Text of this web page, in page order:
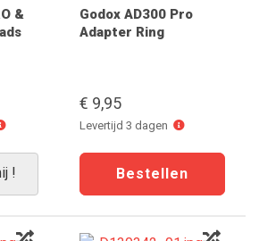
&
Levertijd
!
Godox AD300 Pro
Adapter Ring
€ 9,95
Levertijd 3 dagen
Levertijd